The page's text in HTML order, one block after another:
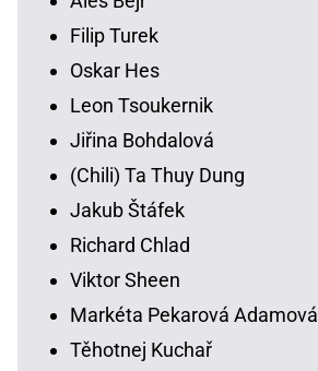
Filip Turek
Oskar Hes
Leon Tsoukernik
Jiřina Bohdalová
(Chili) Ta Thuy Dung
Jakub Štáfek
Richard Chlad
Viktor Sheen
Markéta Pekarová Adamová
Těhotnej Kuchař